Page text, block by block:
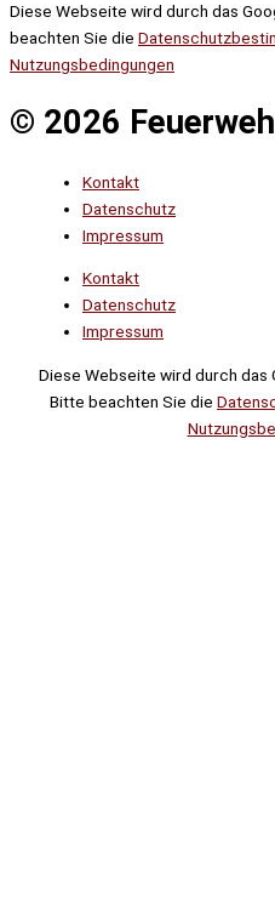
Diese Webseite wird durch das
beachten Sie die
Nutzungsbedingungen
© 2026
Kontakt
Datenschutz
Impressum
Kontakt
Datenschutz
Impressum
Diese Webseite wird durch das
Bitte beachten Sie die